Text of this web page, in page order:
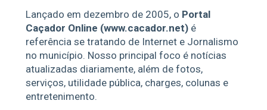
Lançado em dezembro de 2005, o Portal
Caçador Online (www.cacador.net)é
referência se tratando de Internet e Jornalismo
no município. Nosso principal foco é notícias
atualizadas diariamente, além de fotos,
serviços, utilidade pública, charges, colunas e
entretenimento.